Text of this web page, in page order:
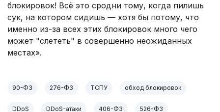
блокировок! Всё это сродни тому, когда пилишь
сук, на котором сидишь — хотя бы потому, что
именно из-за всех этих блокировок много чего
может "слететь" в совершенно неожиданных
местах».
90-ФЗ 276-ФЗ ТСПУ обход блокировок
DDoS DDoS-атаки 406-ФЗ 526-ФЗ